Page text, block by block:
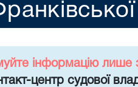
інформацію лише
центр судової